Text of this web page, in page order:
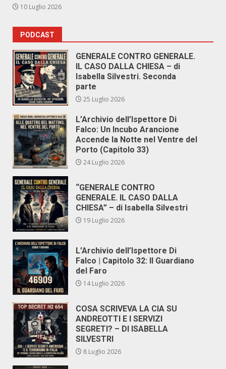
10 Luglio 2026
PODCAST
GENERALE CONTRO GENERALE.
IL CASO DALLA CHIESA – di
Isabella Silvestri. Seconda
parte
25 Luglio 2026
L’Archivio dell’Ispettore Di
Falco: Un Incubo Arancione
Accende la Notte nel Ventre del
Porto (Capitolo 33)
24 Luglio 2026
“GENERALE CONTRO
GENERALE. IL CASO DALLA
CHIESA” – di Isabella Silvestri
19 Luglio 2026
L’Archivio dell’Ispettore Di
Falco | Capitolo 32: Il Guardiano
del Faro
14 Luglio 2026
COSA SCRIVEVA LA CIA SU
ANDREOTTI E I SERVIZI
SEGRETI? – DI ISABELLA
SILVESTRI
8 Luglio 2026